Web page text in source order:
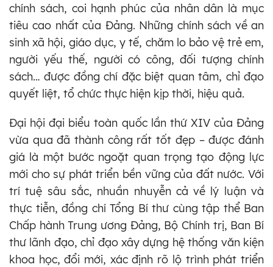
chính sách, coi hạnh phúc của nhân dân là mục
tiêu cao nhất của Đảng. Những chính sách về an
sinh xã hội, giáo dục, y tế, chăm lo bảo vệ trẻ em,
người yếu thế, người có công, đối tượng chính
sách… được đồng chí đặc biệt quan tâm, chỉ đạo
quyết liệt, tổ chức thực hiện kịp thời, hiệu quả.
Đại hội đại biểu toàn quốc lần thứ XIV của Đảng
vừa qua đã thành công rất tốt đẹp – được đánh
giá là một bước ngoặt quan trọng tạo động lực
mới cho sự phát triển bền vững của đất nước. Với
trí tuệ sâu sắc, nhuần nhuyễn cả về lý luận và
thực tiễn, đồng chí Tổng Bí thư cùng tập thể Ban
Chấp hành Trung ương Đảng, Bộ Chính trị, Ban Bí
thư lãnh đạo, chỉ đạo xây dựng hệ thống văn kiện
khoa học, đổi mới, xác định rõ lộ trình phát triển